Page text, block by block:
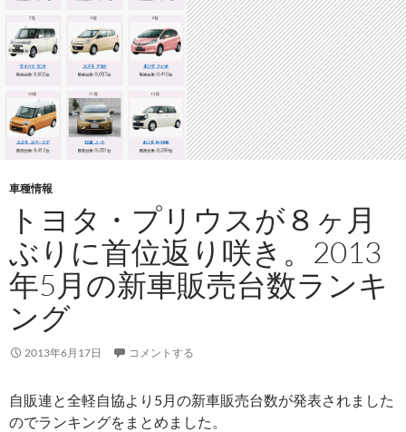
車種情報
トヨタ・プリウスが８ヶ月
ぶりに首位返り咲き。2013
年5月の新車販売台数ランキ
ング
2013年6月17日 コメントする
自販連と全軽自協より5月の新車販売台数が発表されました
のでランキングをまとめました。